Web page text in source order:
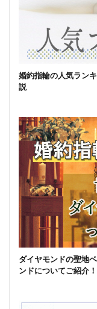
婚約指輪の人気ラン
説
ダイヤモンドの聖地
ンドについてご紹介！